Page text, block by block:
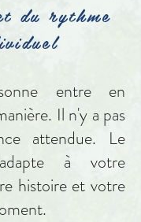
du rythme
entre en
Il n'y a pas
attendue. Le
à votre
histoire et votre